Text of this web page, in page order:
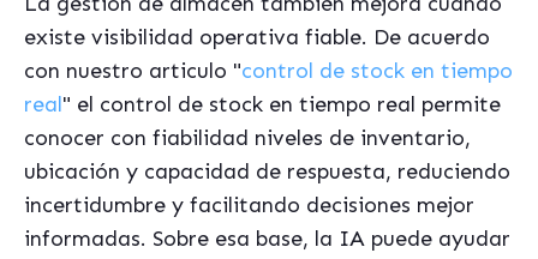
existe visibilidad operativa fiable. De acuerdo
con nuestro articulo "control de stock en tiempo
real" el control de stock en tiempo real permite
conocer con fiabilidad niveles de inventario,
ubicación y capacidad de respuesta, reduciendo
incertidumbre y facilitando decisiones mejor
informadas. Sobre esa base, la IA puede ayudar